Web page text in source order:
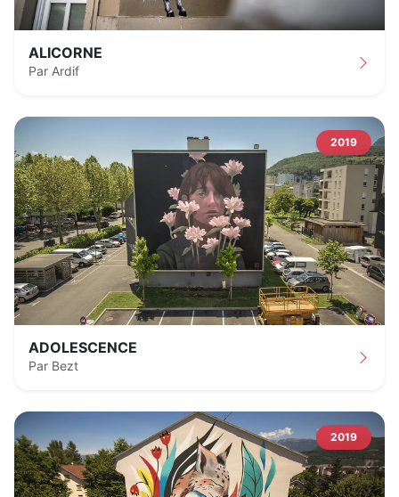
ALICORNE
Par Ardif
2019
ADOLESCENCE
Par Bezt
2019